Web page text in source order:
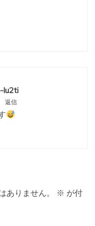
lu2ti
返信
ありません。 ※ が付